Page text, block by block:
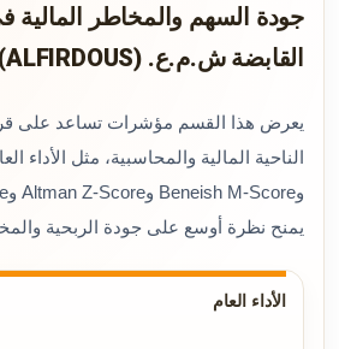
جودة السهم والمخاطر
القابضة ش.م.ع. (ALFIRDOUS)
يعرض هذا القسم مؤشرات تساعد على
يمنح نظرة أوسع على جودة الربحية
الأداء العام